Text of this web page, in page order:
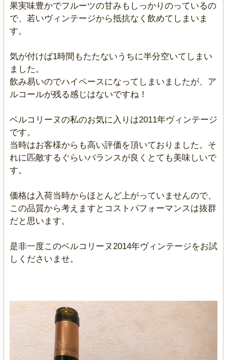
果実味豊かでフルーツの甘みもしっかりのっているの
で、若いヴィンテージから抵抗なく飲めてしまいま
す。
気が付けば1時間もたたないうちに半分空いてしまい
ました。
飲み易いのでハイペースになってしまいましたが、ア
ルコールが残る感じはないですね！
ベルコリーヌの私のお気に入りは2011年ヴィンテージ
です。
当時はお客様からも高い評価を頂いておりました。そ
れに匹敵するぐらいバランスが良くとても美味しいで
す。
価格は入荷当時からほとんど上がっていませんので、
この品質から考えますとコストパフォーマンスは抜群
だと思います。
是非一度このベルコリーヌ2014年ヴィンテージをお試
しくださいませ。